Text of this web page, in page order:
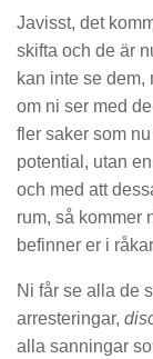
Javisst, det
skifta och de är
kan inte se dem,
om ni ser med
fler saker som
potential, utan
och med att
rum, så kommer
befinner er i
Ni får se alla de
arresteringar,
alla sanningar